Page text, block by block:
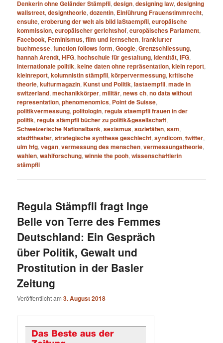
Denkerin ohne Geländer Stämpfli,design,designing law,designing
wallstreet,designtheorie,dozentin, Einführung Frauenstimmrecht,
ensuite,eroberung der welt als bild laStaempfli,europäische
kommission,europäischer gerichtshof,europäisches Parlament,
Facebook,Feminismus,film und fernsehen,frankfurter
buchmesse,function follows form,Google,Grenzschliessung,
hannah Arendt,HFG,hochschule für gestaltung,Identität,IFG,
internationale politik,keine daten ohne repräsentation,klein report,
kleinreport,kolumnistin stämpfli,körpervermessung,kritische
theorie,kulturmagazin,Kunst und Politik,lastaempfli,made in
switzerland,mechanikkörper,militär,news ch,no data without
representation,phenomenomics, Point de Suisse,
politikvermessung,politologin,regula staempfli frauen in der
politik,regula stämpfli bücher zu politik&gesellschaft,
Schweizerische Nationalbank,sexismus,sozietäten,ssm,
stadttheater,strategische synthese geschlecht,syndicom,twitter,
ulm hfg,vegan,vermessung des menschen,vermessungstheorie,
wahlen,wahlforschung,winnie the pooh,wissenschaftlerin
stämpfli
Regula Stämpfli fragt Inge
Belle von Terre des Femmes
Deutschland: Ein Gespräch
über Politik, Gewalt und
Prostitution in der Basler
Zeitung
Veröffentlicht am3. August 2018